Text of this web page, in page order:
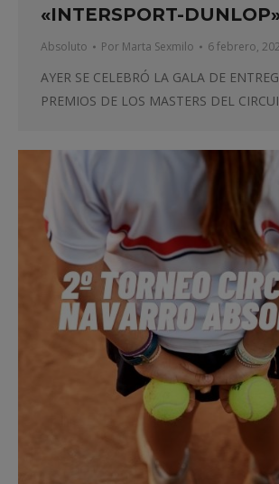
«INTERSPORT-
Absoluto Por Marta Sexmilo 6 febrero,
AYER SE CELEBRÓ LA GALA DE
PREMIOS DE LOS MASTERS DEL